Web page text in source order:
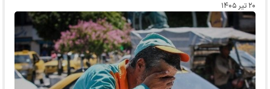
۲۰ تیر ۱۴۰۵